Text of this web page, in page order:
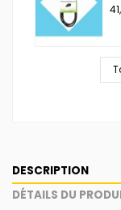
DESCRIPTION
DÉTAILS DU